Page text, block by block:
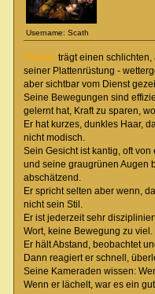
Username: Scath
Pedwin trägt einen
seiner Plattenrüstung -
aber sichtbar vom Dienst
Seine Bewegungen sind
gelernt hat, Kraft zu sparen,
Er hat kurzes, dunkles Haar,
nicht modisch.
Sein Gesicht ist kantig, oft
und seine graugrünen Augen
abschätzend.
Er spricht selten aber wenn,
nicht sein Stil.
Er ist jederzeit sehr
Wort, keine Bewegung zu viel.
Er hält Abstand, beobachtet
Dann reagiert er schnell,
Seine Kameraden wissen:
Wenn er lächelt, war es ein